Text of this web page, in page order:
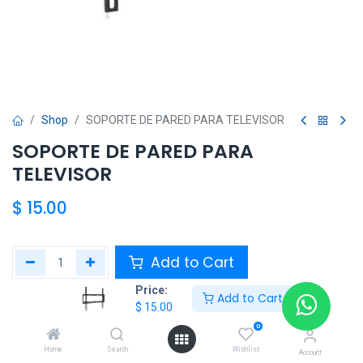
Price:
$ 15.00
Add to Cart
Home Search
0
Wishlist Account
Shop SOPORTE DE PARED PARA TELEVISOR
SOPORTE DE PARED PARA
TELEVISOR
$ 15.00
Add to Cart
Agregar a la lista de deseos
Share :